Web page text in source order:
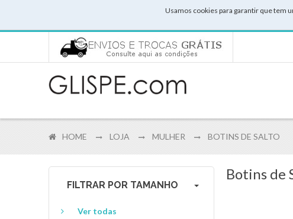
Usamos cookies para garantir que tem
HOME LOJA MULHER BOTINS DE SALTO
Botins de
FILTRAR POR TAMANHO
Ver todas